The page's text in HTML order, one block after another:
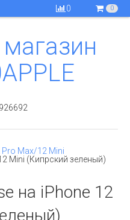
0 0
Max/12 Mini
Mini (Кипрский зеленый)
на iPhone 12